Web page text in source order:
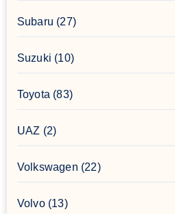
Subaru (27)
Suzuki (10)
Toyota(83)
UAZ (2)
Volkswagen (22)
Volvo(13)